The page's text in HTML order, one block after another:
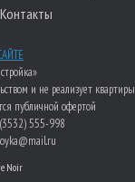
Контакты
и не реализует квартиры
публичной офертой
(3532) 555-998
Noir